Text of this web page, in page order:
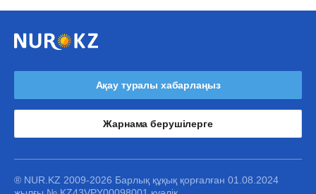
Ақау туралы хабарлаңыз
Жарнама берушілерге
® NUR.KZ 2009-2026 Барлық құқық қорғалған 01.08.2024